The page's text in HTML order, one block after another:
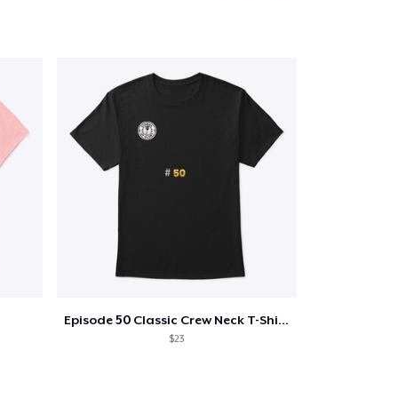
Episode 50 Classic Crew Neck T-Shirt
$23